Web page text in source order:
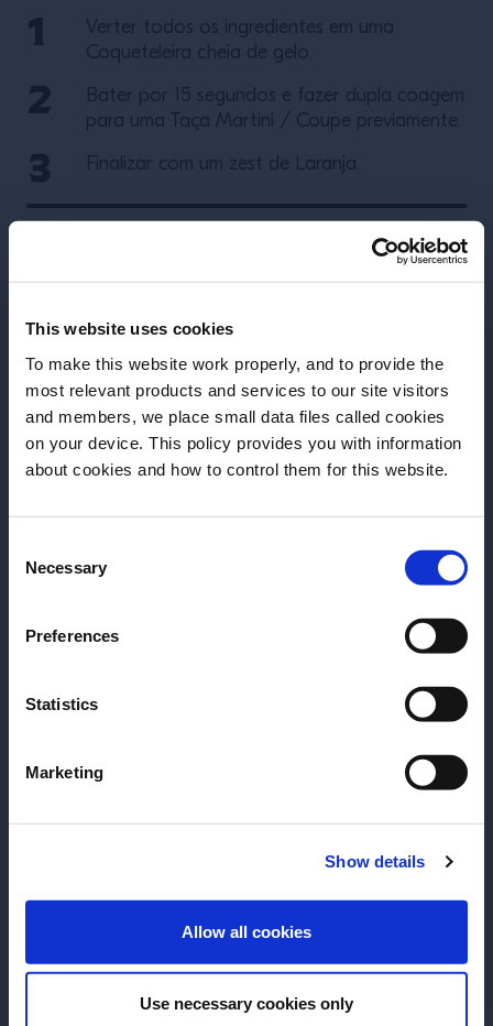
This website uses cookies
To make this website work properly, and to provide the
most relevant products and services to our site visitors
and members, we place small data files called cookies
on your device. This policy provides you with information
about cookies and how to control them for this website.
Selection
Necessary
Preferences
Statistics
Marketing
Show details
Allow all cookies
Use necessary cookies only
Antes de começar, precisamos saber sua
ENTRAR
Verter todos os ingredientes em uma
Coqueteleira cheia de gelo.
Bater por 15 segundos e fazer dupla coagem
para uma Taça Martini / Coupe previamente.
Finalizar com um zest de Laranja.
Mais receitas
RECEITA RECEITA
Receita do
VER RECEITA